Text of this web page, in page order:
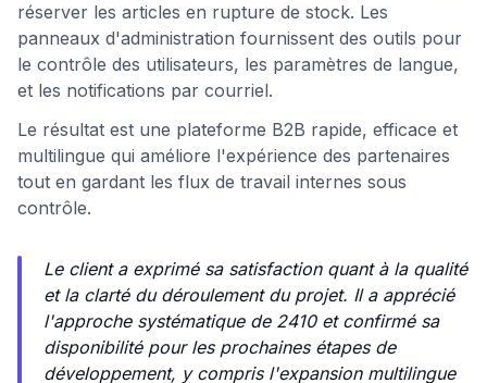
réserver les articles en rupture de stock. Les
panneaux d'administration fournissent des outils pour
le contrôle des utilisateurs, les paramètres de langue,
et les notifications par courriel.
Le résultat est une plateforme B2B rapide, efficace et
multilingue qui améliore l'expérience des partenaires
tout en gardant les flux de travail internes sous
contrôle.
Le client a exprimé sa satisfaction quant à la qualité
et la clarté du déroulement du projet. Il a apprécié
l'approche systématique de 2410 et confirmé sa
disponibilité pour les prochaines étapes de
développement, y compris l'expansion multilingue